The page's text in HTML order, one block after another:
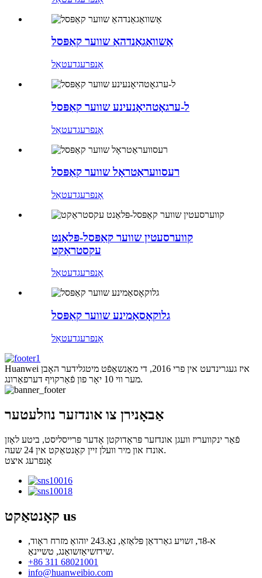
אַשוואַגאַנדהאַ שווער קאַפּסל
אָנפרעגדעטאַל
ל-ערגאָטהיאָנעינע שווער קאַפּסל
אָנפרעגדעטאַל
רעסוועראַטראָל שווער קאַפּסל
אָנפרעגדעטאַל
קווערסעטין שווער קאַפּסל-פּלאַנט
עקסטראַקט
אָנפרעגדעטאַל
גלוקאָסאַמינע שווער קאַפּסל
אָנפרעגדעטאַל
Huanwei איז געגרינדעט אין פרי 2016, די מאַנשאַפֿט מיטגלידער האָבן
מער ווי 10 יאָר פון פֿאַרקויף דערפאַרונג.
אַבאָנירן צו אונדזער נוזלעטער
פֿאַר ינקוועריז וועגן אונדזער פּראָדוקטן אָדער פּרייסליסט, ביטע לאָזן
אונדז און מיר וועלן זיין קאָנטאַקט אין 24 שעה.
אָנפרעג איצט
קאָנטאַקט us
א-8ד, זשויע גאַרדאַן פּלאַזאַ, נאָ.243 יוהואַ מזרח ראָוד,
שידזשיאַזשואַנג, טשיינאַ.
+86 311 68021001
info@huanweibio.com